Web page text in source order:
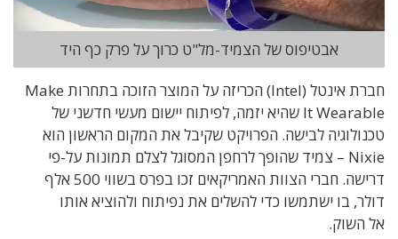
אבטיפוס של הצמיד-מל"ט כרוך על פרק כף היד
חברת אינטל (Intel) הכריזה על המוצר הזוכה בתחרות Make
It Wearable שהיא יזמה, לפיתוח יישום מעשי חדשני של
טכנולוגיה לבישה. הפרויקט שקיבל את המקום הראשון הוא
Nixie – צמיד שהופך לרחפן המסוגל לצלם תמונות על-פי
דרישה. חברי הצוות האמריקאים זכו בפרס בשווי 500 אלף
דולר, בו ישתמשו כדי להשלים את נפיתוח ולהוציא אותו
אל השוק.